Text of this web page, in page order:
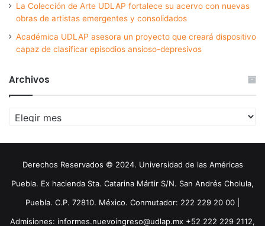
La Colección de Arte UDLAP fortalece su acervo con nuevas
obras de artistas emergentes y consolidados
Académica UDLAP asesora un proyecto que creará dispositivo
capaz de clasificar episodios ansioso-depresivos
Archivos
Archivos
Derechos Reservados © 2024. Universidad de las Américas
Puebla. Ex hacienda Sta. Catarina Mártir S/N. San Andrés Cholula,
Puebla. C.P. 72810. México. Conmutador: 222 229 20 00 |
Admisiones: informes.nuevoingreso@udlap.mx +52 222 229 2112,